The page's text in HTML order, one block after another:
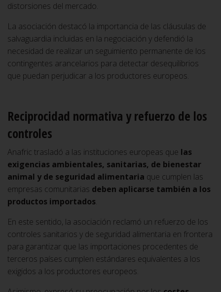
distorsiones del mercado.
La asociación destacó la importancia de las cláusulas de
salvaguardia incluidas en la negociación y defendió la
necesidad de realizar un seguimiento permanente de los
contingentes arancelarios para detectar desequilibrios
que puedan perjudicar a los productores europeos.
Reciprocidad normativa y refuerzo de los
controles
Anafric trasladó a las instituciones europeas que las
exigencias ambientales, sanitarias, de bienestar
animal y de seguridad alimentaria que cumplen las
empresas comunitarias deben aplicarse también a los
productos importados.
En este sentido, la asociación reclamó un refuerzo de los
controles sanitarios y de seguridad alimentaria en frontera
para garantizar que las importaciones procedentes de
terceros países cumplen estándares equivalentes a los
exigidos a los productores europeos.